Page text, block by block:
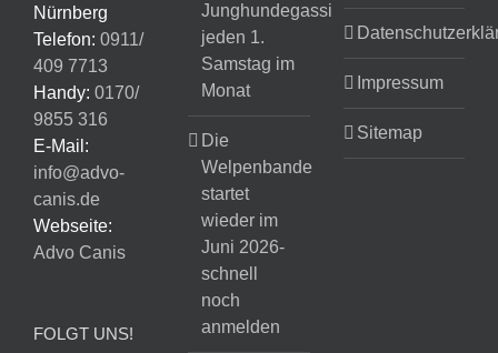
Nürnberg
Telefon: 0911/
409 7713
Handy: 0170/
9855 316
E-Mail:
info@advo-
canis.de
Webseite:
Advo Canis
FOLGT UNS!
Junghundegassi
jeden 1.
Samstag im
Monat
Die
Welpenbande
startet
wieder im
Juni 2026-
schnell
noch
anmelden
Impressum
Sitemap